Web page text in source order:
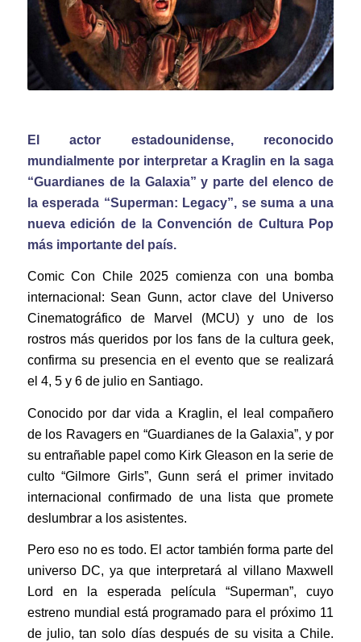
El actor estadounidense, reconocido
mundialmente por interpretar a Kraglin en la saga
“Guardianes de la Galaxia” y parte del elenco de
la esperada “Superman: Legacy”, se suma a una
nueva edición de la Convención de Cultura Pop
más importante del país.
Comic Con Chile 2025 comienza con una bomba
internacional: Sean Gunn, actor clave del Universo
Cinematográfico de Marvel (MCU) y uno de los
rostros más queridos por los fans de la cultura geek,
confirma su presencia en el evento que se realizará
el 4, 5 y 6 de julio en Santiago.
Conocido por dar vida a Kraglin, el leal compañero
de los Ravagers en “Guardianes de la Galaxia”, y por
su entrañable papel como Kirk Gleason en la serie de
culto “Gilmore Girls”, Gunn será el primer invitado
internacional confirmado de una lista que promete
deslumbrar a los asistentes.
Pero eso no es todo. El actor también forma parte del
universo DC, ya que interpretará al villano Maxwell
Lord en la esperada película “Superman”, cuyo
estreno mundial está programado para el próximo 11
de julio, tan solo días después de su visita a Chile.